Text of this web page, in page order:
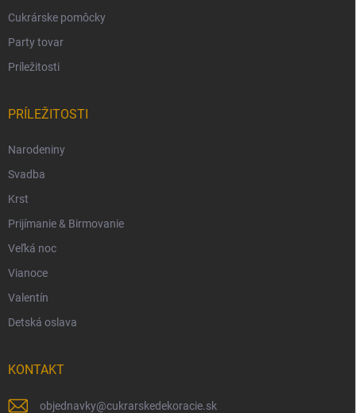
Cukrárske pomôcky
Party tovar
Príležitosti
PRÍLEŽITOSTI
Narodeniny
Svadba
Krst
Prijímanie & Birmovanie
Veľká noc
Vianoce
Valentín
Detská oslava
KONTAKT
objednavky@cukrarskedekoracie.sk